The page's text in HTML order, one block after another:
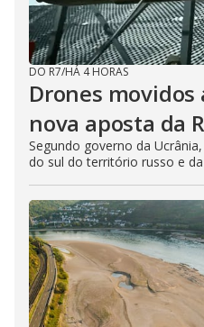
DO R7/HÁ 4 HORAS
Drones movidos
nova aposta da
Segundo governo da
do sul do território russo e